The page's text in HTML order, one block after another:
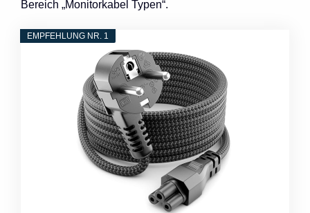
Bereich „Monitorkabel Typen“.
EMPFEHLUNG NR. 1